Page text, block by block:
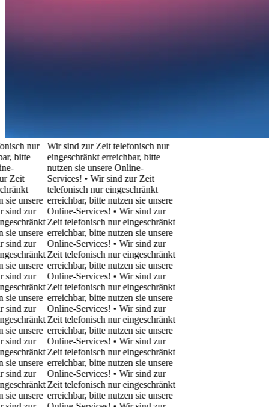
nur
bitte
unsere
zur
unsere
zur
unsere
zur
unsere
zur
unsere
zur
unsere
zur
unsere
Wir sind zur Zeit telefonisch nur
eingeschränkt erreichbar, bitte
nutzen sie unsere Online-
Services! • Wir sind zur Zeit
telefonisch nur eingeschränkt
erreichbar, bitte nutzen sie unsere
Online-Services! • Wir sind zur
Zeit telefonisch nur eingeschränkt
erreichbar, bitte nutzen sie unsere
Online-Services! • Wir sind zur
Zeit telefonisch nur eingeschränkt
erreichbar, bitte nutzen sie unsere
Online-Services! • Wir sind zur
Zeit telefonisch nur eingeschränkt
erreichbar, bitte nutzen sie unsere
Online-Services! • Wir sind zur
Zeit telefonisch nur eingeschränkt
erreichbar, bitte nutzen sie unsere
Online-Services! • Wir sind zur
Zeit telefonisch nur eingeschränkt
erreichbar, bitte nutzen sie unsere
Online-Services! • Wir sind zur
Zeit telefonisch nur eingeschränkt
erreichbar, bitte nutzen sie unsere